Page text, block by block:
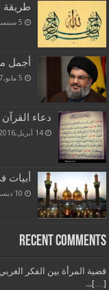
طريقة
5 سبتمبر,2017
أجمل
5 مايو,2017
دعاء القرآن
14 أبريل,2016
أبيات
10 ديسمبر,2017
Recent Comments
قضية المرأة بين الفكر
[…]...